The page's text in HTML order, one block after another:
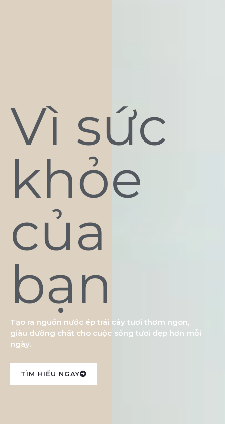
Vì sức
khỏe
của
bạn
Tạo ra nguồn nước ép trái cây tươi thơm ngon,
giàu dưỡng chất cho cuộc sống tươi đẹp hơn mỗi
ngày.
TÌM HIỂU NGAY